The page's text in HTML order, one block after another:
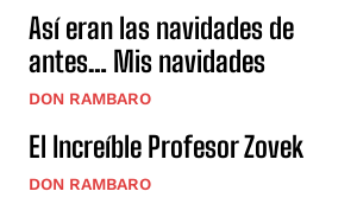
Así eran las navidades de
antes… Mis navidades
DON RAMBARO
El Increíble Profesor Zovek
DON RAMBARO